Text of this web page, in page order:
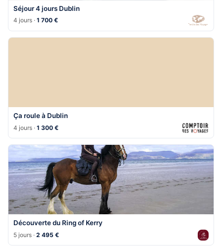
Séjour 4 jours Dublin
4 jours ·1 700 €
Ça roule à Dublin
4 jours ·1 300 €
Découverte du Ring of Kerry
5 jours ·2 495 €